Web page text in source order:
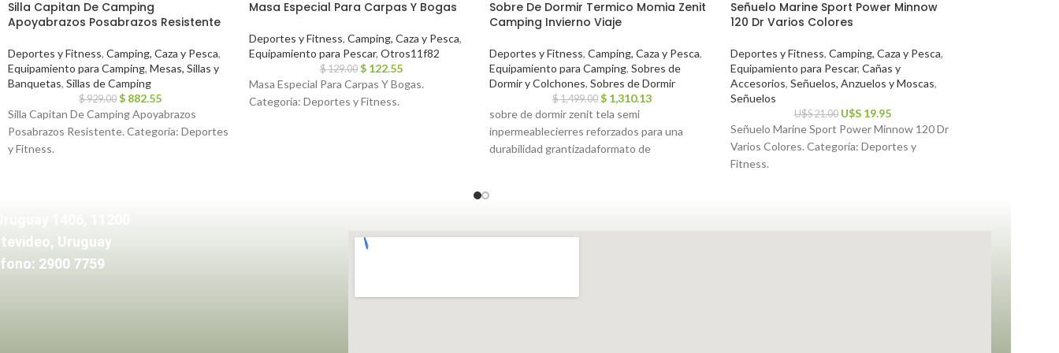
Silla Capitan De Camping
Apoyabrazos Posabrazos Resistente
Deportes y Fitness, Camping, Caza y Pesca,
Equipamiento para Camping, Mesas, Sillas y
Banquetas, Sillas de Camping
$929.00 $ 882.55
Silla Capitan De Camping Apoyabrazos
Posabrazos Resistente. Categoría: Deportes
y Fitness.
Masa Especial Para Carpas Y Bogas
Deportes y Fitness, Camping, Caza y Pesca,
Equipamiento para Pescar, Otros11f82
$129.00 $ 122.55
Masa Especial Para Carpas Y Bogas.
Categoría: Deportes y Fitness.
Sobre De Dormir Termico Momia Zenit
Camping Invierno Viaje
Deportes y Fitness, Camping, Caza y Pesca,
Equipamiento para Camping, Sobres de
Dormir y Colchones, Sobres de Dormir
$1,499.00 $ 1,310.13
sobre de dormir zenit tela semi
inpermeablecierres reforzados para una
durabilidad grantizadaformato de
Señuelo Marine Sport Power Minnow
120 Dr Varios Colores
Deportes y Fitness, Camping, Caza y Pesca,
Equipamiento para Pescar, Cañas y
Accesorios, Señuelos, Anzuelos y Moscas,
Señuelos
U$S21.00 U$S 19.95
Señuelo Marine Sport Power Minnow 120 Dr
Varios Colores. Categoría: Deportes y
Fitness.
Uruguay
2900 7759